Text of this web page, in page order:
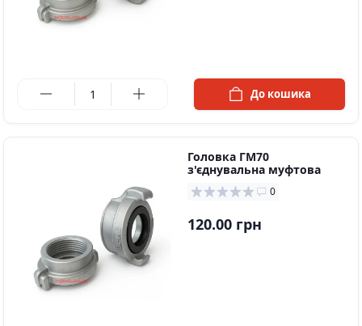
До кошика
Головка ГМ70
з'єднувальна муфтова
0
120.00 грн